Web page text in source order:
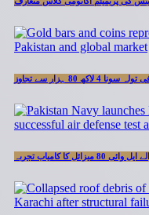
80 ہزار سے تجاوز
کامیاب تجربہ